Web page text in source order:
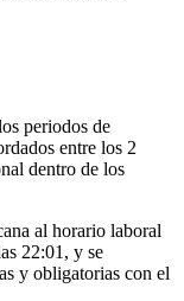
periodos de
entre los 2
dentro de los
al horario laboral
22:01, y se
y obligatorias con el